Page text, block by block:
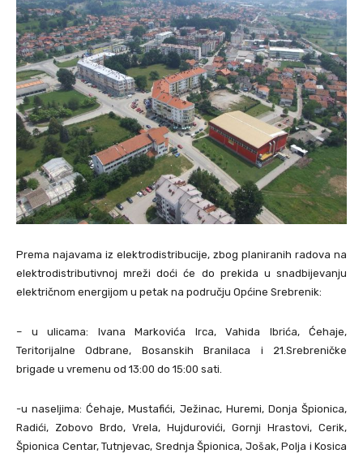
Prema najavama iz elektrodistribucije, zbog planiranih radova na
elektrodistributivnoj mreži doći će do prekida u snadbijevanju
električnom energijom u petak na području Općine Srebrenik:
– u ulicama: Ivana Markovića Irca, Vahida Ibrića, Ćehaje,
Teritorijalne Odbrane, Bosanskih Branilaca i 21.Srebreničke
brigade u vremenu od 13:00 do 15:00 sati.
-u naseljima: Ćehaje, Mustafići, Ježinac, Huremi, Donja Špionica,
Radići, Zobovo Brdo, Vrela, Hujdurovići, Gornji Hrastovi, Cerik,
Špionica Centar, Tutnjevac, Srednja Špionica, Jošak, Polja i Kosica